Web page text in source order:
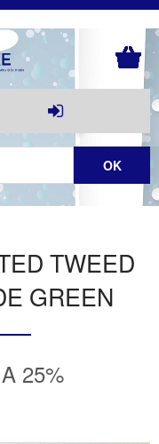
TWEED
GREEN
25%